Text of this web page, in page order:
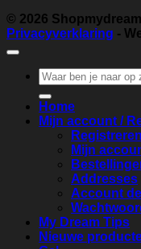
© 2026 Shopmydream
Privacyverklaring -
Zoeken
naar:
Home
Mijn account /
Registreren
Mijn
Addresses
Account
My Dream Tips
Nieuwe